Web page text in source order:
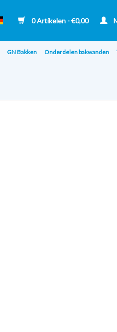
0 Artikelen - €0,00
GN Bakken Onderdelen bakwanden